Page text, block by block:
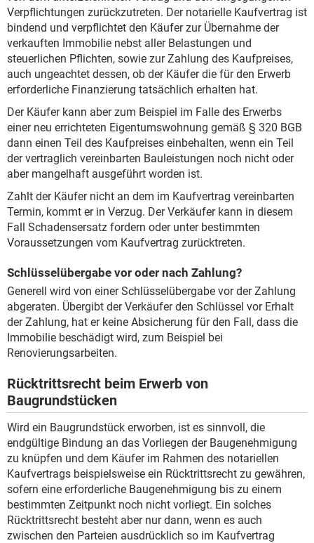
Verpflichtungen zurückzutreten. Der notarielle Kaufvertrag ist
bindend und verpflichtet den Käufer zur Übernahme der
verkauften Immobilie nebst aller Belastungen und
steuerlichen Pflichten, sowie zur Zahlung des Kaufpreises,
auch ungeachtet dessen, ob der Käufer die für den Erwerb
erforderliche Finanzierung tatsächlich erhalten hat.
Der Käufer kann aber zum Beispiel im Falle des Erwerbs
einer neu errichteten Eigentumswohnung gemäß § 320 BGB
dann einen Teil des Kaufpreises einbehalten, wenn ein Teil
der vertraglich vereinbarten Bauleistungen noch nicht oder
aber mangelhaft ausgeführt worden ist.
Zahlt der Käufer nicht an dem im Kaufvertrag vereinbarten
Termin, kommt er in Verzug. Der Verkäufer kann in diesem
Fall Schadensersatz fordern oder unter bestimmten
Voraussetzungen vom Kaufvertrag zurücktreten.
Schlüsselübergabe vor oder nach Zahlung?
Generell wird von einer Schlüsselübergabe vor der Zahlung
abgeraten. Übergibt der Verkäufer den Schlüssel vor Erhalt
der Zahlung, hat er keine Absicherung für den Fall, dass die
Immobilie beschädigt wird, zum Beispiel bei
Renovierungsarbeiten.
Rücktrittsrecht beim Erwerb von
Baugrundstücken
Wird ein Baugrundstück erworben, ist es sinnvoll, die
endgültige Bindung an das Vorliegen der Baugenehmigung
zu knüpfen und dem Käufer im Rahmen des notariellen
Kaufvertrags beispielsweise ein Rücktrittsrecht zu gewähren,
sofern eine erforderliche Baugenehmigung bis zu einem
bestimmten Zeitpunkt noch nicht vorliegt. Ein solches
Rücktrittsrecht besteht aber nur dann, wenn es auch
zwischen den Parteien ausdrücklich so im Kaufvertrag